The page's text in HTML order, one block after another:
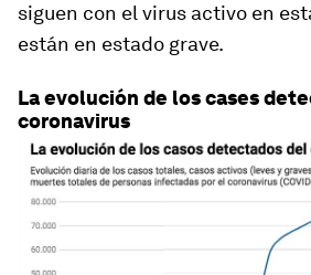
siguen con el virus activo en
están en estado grave.
La evolución de los cases
coronavirus